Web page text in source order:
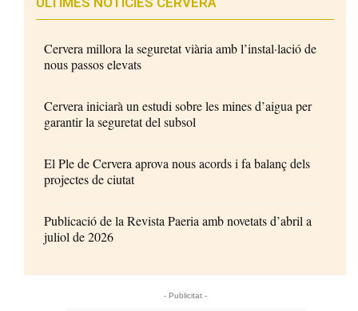
Cervera millora la seguretat viària amb l’instal·lació de
nous passos elevats
Cervera iniciarà un estudi sobre les mines d’aigua per
garantir la seguretat del subsol
El Ple de Cervera aprova nous acords i fa balanç dels
projectes de ciutat
Publicació de la Revista Paeria amb novetats d’abril a
juliol de 2026
- Publicitat -